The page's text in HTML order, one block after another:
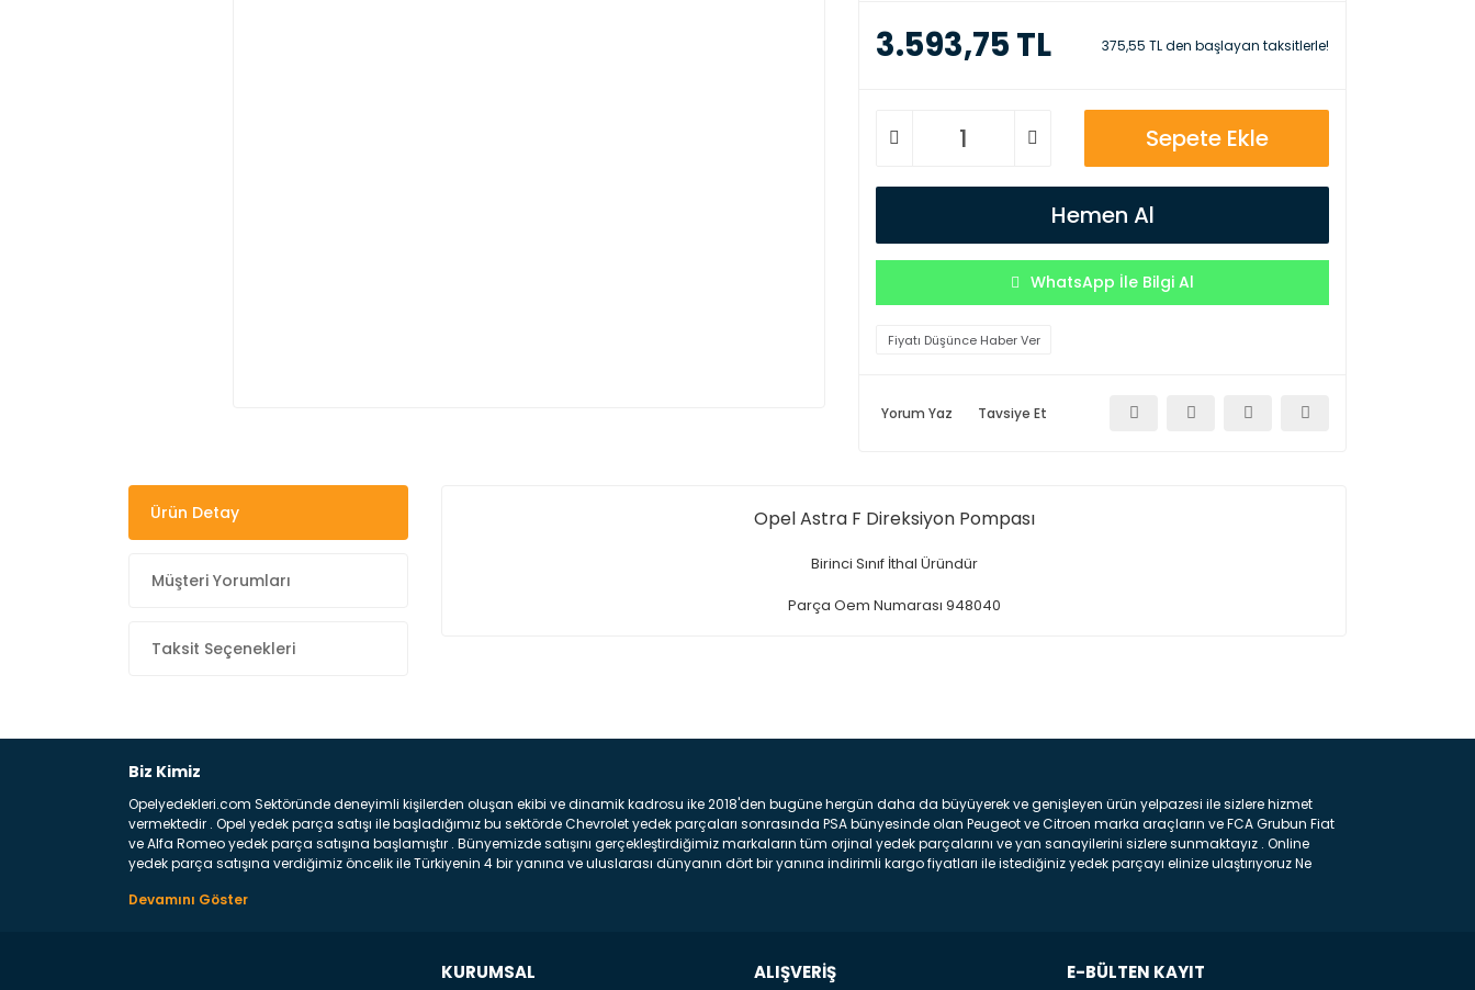
3.593,75 TL 375,55 TL den başlayan taksitlerle!
Sepete Ekle
Hemen Al
WhatsApp İle Bilgi Al
Fiyatı Düşünce Haber Ver
Yorum Yaz Tavsiye Et
Ürün Detay
Müşteri Yorumları
Taksit Seçenekleri
Opel Astra F Direksiyon Pompası
Birinci Sınıf İthal Üründür
Parça Oem Numarası 948040
Biz Kimiz
Opelyedekleri.com Sektöründe deneyimli kişilerden oluşan ekibi ve dinamik kadrosu ike 2018'den bugüne hergün daha da büyüyerek ve genişleyen ürün yelpazesi ile sizlere hizmet
vermektedir . Opel yedek parça satışı ile başladığımız bu sektörde Chevrolet yedek parçaları sonrasında PSA bünyesinde olan Peugeot ve Citroen marka araçların ve FCA Grubun Fiat
ve Alfa Romeo yedek parça satışına başlamıştır . Bünyemizde satışını gerçekleştirdiğimiz markaların tüm orjinal yedek parçalarını ve yan sanayilerini sizlere sunmaktayız . Online
yedek parça satışına verdiğimiz öncelik ile Türkiyenin 4 bir yanına ve uluslarası dünyanın dört bir yanına indirimli kargo fiyatları ile istediğiniz yedek parçayı elinize ulaştırıyoruz Ne
belirttiğimiz parçalar sizlere fikir sağlayacaktır. Ön Tampon : Aracınızın ön kısmında bulunan plastik darbe emici amacı ile yapılmış olan kaporta aksam parçasıdır. Çamurluk :
üretilmiş disk ile teması sayesinde durmayı sağlayan aksam parçadır . Fren Diski : Aracımızın ön ve arka tekerlerinde bulunan frenleme ana elemanıdır . Hangi Araçlara Yedek Parça
Satıyoruz ? Opel Yedek Parça : Opel marka otomobillerin Oem olan tüm parçalarını online sitemizde satıyoruz. Orijinal GM , PSA ve muadil yedek parça çeşitlerini hizmetinize sunuyoruz
KURUMSAL ALIŞVERİŞ E-BÜLTEN KAYIT